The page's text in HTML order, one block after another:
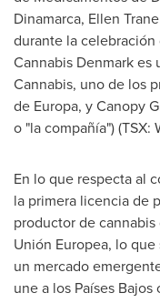
Dinamarca, Ellen
durante la celebración
Cannabis Denmark es
Cannabis, uno de los
de Europa, y Canopy
o "la compañía") (TSX:
En lo que respecta al
la primera licencia de
productor de
Unión Europea, lo
un mercado
une a los Países